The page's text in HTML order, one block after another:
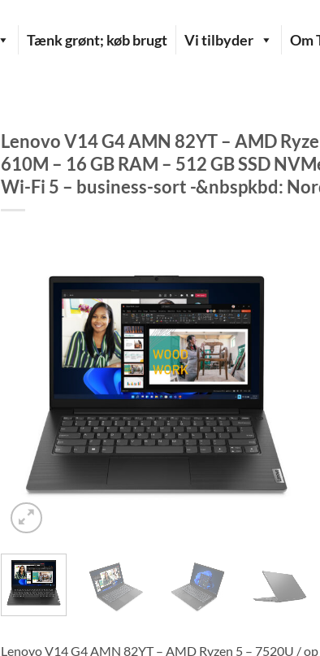
Tænk grønt; køb brugt Vi tilbyder Om
Lenovo V14 G4 AMN 82YT – AMD
610M – 16 GB RAM – 512 GB SSD
Wi-Fi 5 – business-sort -&nbspkbd:
Lenovo V14 G4 AMN 82YT – AMD Ryzen 5 – 7520U /